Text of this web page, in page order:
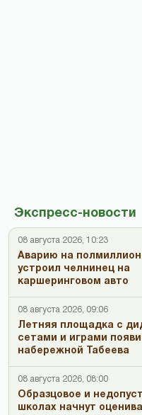
Экспресс-новости
08 августа 2026, 10:23
Аварию на
устроил челнинец на
каршеринговом авто
08 августа 2026, 09:06
Летняя площадка с
сетами и играми
набережной Табеева
08 августа 2026, 08:00
Образцовое и
школах начнут